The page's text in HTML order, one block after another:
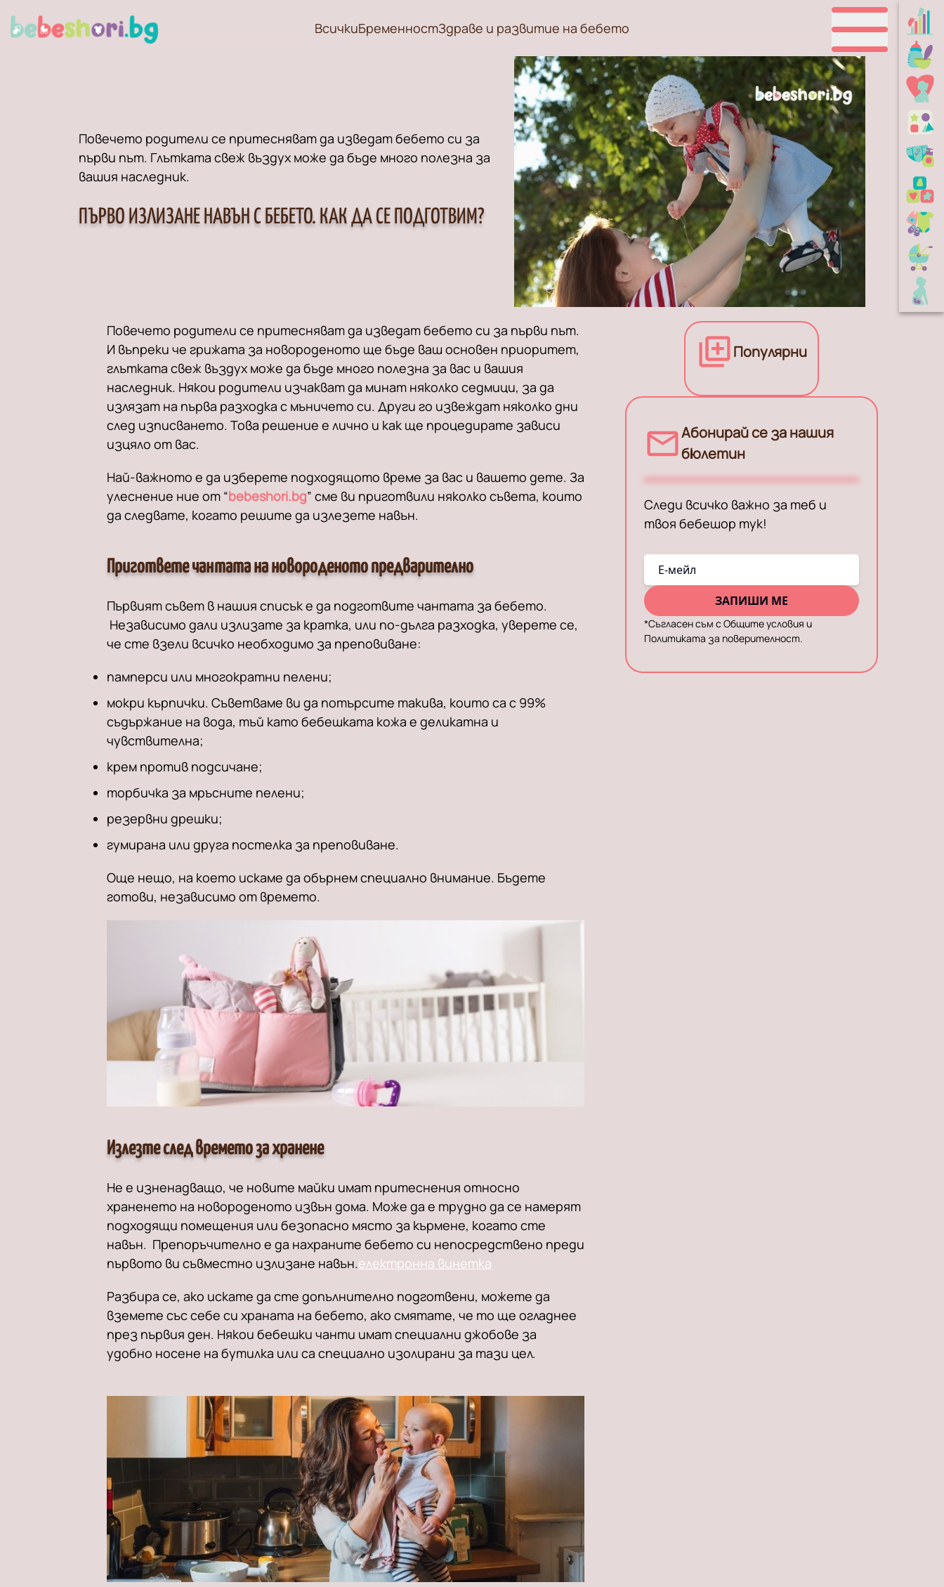
ВсичкиБременностЗдраве и развитие на бебето
Повечето родители се притесняват да изведат бебето си за
първи път. Глътката свеж въздух може да бъде много полезна за
вашия наследник.
ПЪРВО ИЗЛИЗАНЕ НАВЪН С БЕБЕТО. КАК ДА СЕ ПОДГОТВИМ?
Повечето родители се притесняват да изведат бебето си за първи път.
И въпреки че грижата за новороденото ще бъде ваш основен приоритет,
глътката свеж въздух може да бъде много полезна за вас и вашия
наследник. Някои родители изчакват да минат няколко седмици, за да
излязат на първа разходка с мъничето си. Други го извеждат няколко дни
след изписването. Това решение е лично и как ще процедирате зависи
изцяло от вас.
Най-важното е да изберете подходящото време за вас и вашето дете. За
улеснение ние от “bebeshori.bg” сме ви приготвили няколко съвета, които
да следвате, когато решите да излезете навън.
Пригответе чантата на новороденото предварително
Първият съвет в нашия списък е да подготвите чантата за бебето.
Независимо дали излизате за кратка, или по-дълга разходка, уверете се,
че сте взели всичко необходимо за преповиване:
памперси или многократни пелени;
мокри кърпички. Съветваме ви да потърсите такива, които са с 99%
съдържание на вода, тъй като бебешката кожа е деликатна и
чувствителна;
крем против подсичане;
торбичка за мръсните пелени;
резервни дрешки;
гумирана или друга постелка за преповиване.
Още нещо, на което искаме да обърнем специално внимание. Бъдете
готови, независимо от времето.
Излезте след времето за хранене
Не е изненадващо, че новите майки имат притеснения относно
храненето на новороденото извън дома. Може да е трудно да се намерят
подходящи помещения или безопасно място за кърмене, когато сте
навън. Препоръчително е да нахраните бебето си непосредствено преди
първото ви съвместно излизане навън.електронна винетка
Разбира се, ако искате да сте допълнително подготвени, можете да
вземете със себе си храната на бебето, ако смятате, че то ще огладнее
през първия ден. Някои бебешки чанти имат специални джобове за
удобно носене на бутилка или са специално изолирани за тази цел.
Популярни
Абонирай се за нашия
бюлетин
Следи всичко важно за теб и
твоя бебешор тук!
E-мейл
ЗАПИШИ МЕ
*Съгласен съм с Общите условия и
Политиката за поверителност.